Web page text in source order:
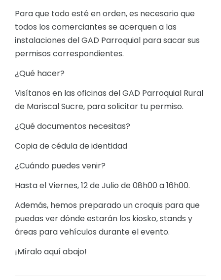
Ejecución Presupuestaria
Obras y proyectos
Para que todo esté en orden, es necesario que
todos los comerciantes se acerquen a las
instalaciones del GAD Parroquial para sacar sus
permisos correspondientes.
¿Qué hacer?
Visítanos en las oficinas del GAD Parroquial Rural
de Mariscal Sucre, para solicitar tu permiso.
¿Qué documentos necesitas?
Copia de cédula de identidad
¿Cuándo puedes venir?
Hasta el Viernes, 12 de Julio de 08h00 a 16h00.
Además, hemos preparado un croquis para que
puedas ver dónde estarán los kiosko, stands y
áreas para vehículos durante el evento.
¡Míralo aquí abajo!